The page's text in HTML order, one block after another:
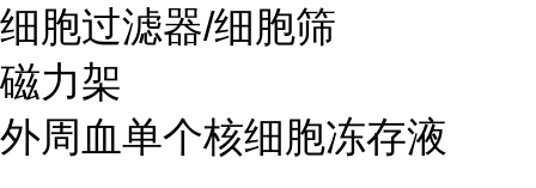
细胞过滤器/细胞筛
磁力架
外周血单个核细胞冻存液